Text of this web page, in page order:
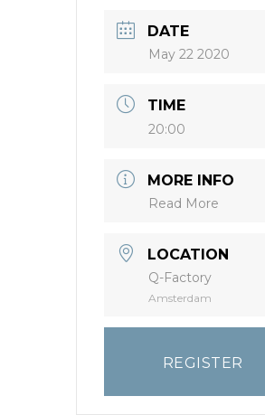
DATE
May 22 2020
TIME
20:00
MORE INFO
Read More
LOCATION
Q-Factory
Amsterdam
REGISTER